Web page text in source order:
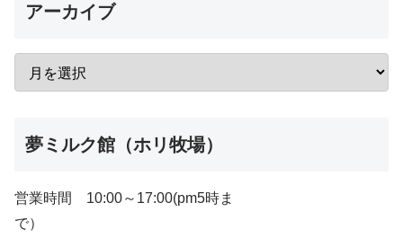
アーカイブ
夢ミルク館（ホリ牧場）
営業時間 10:00～17:00(pm5時ま
で）